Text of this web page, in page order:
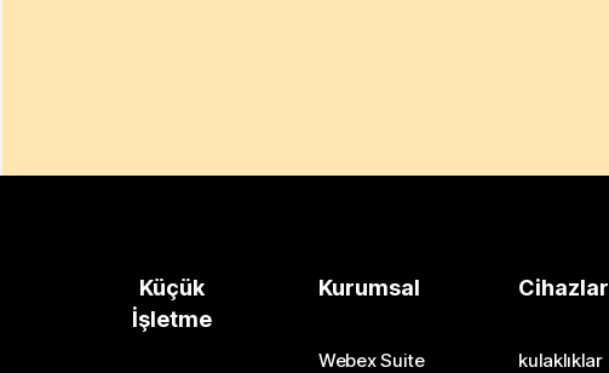
Küçük
İşletme
Kurumsal
Webex Suite
Cihazlar
kulaklıklar